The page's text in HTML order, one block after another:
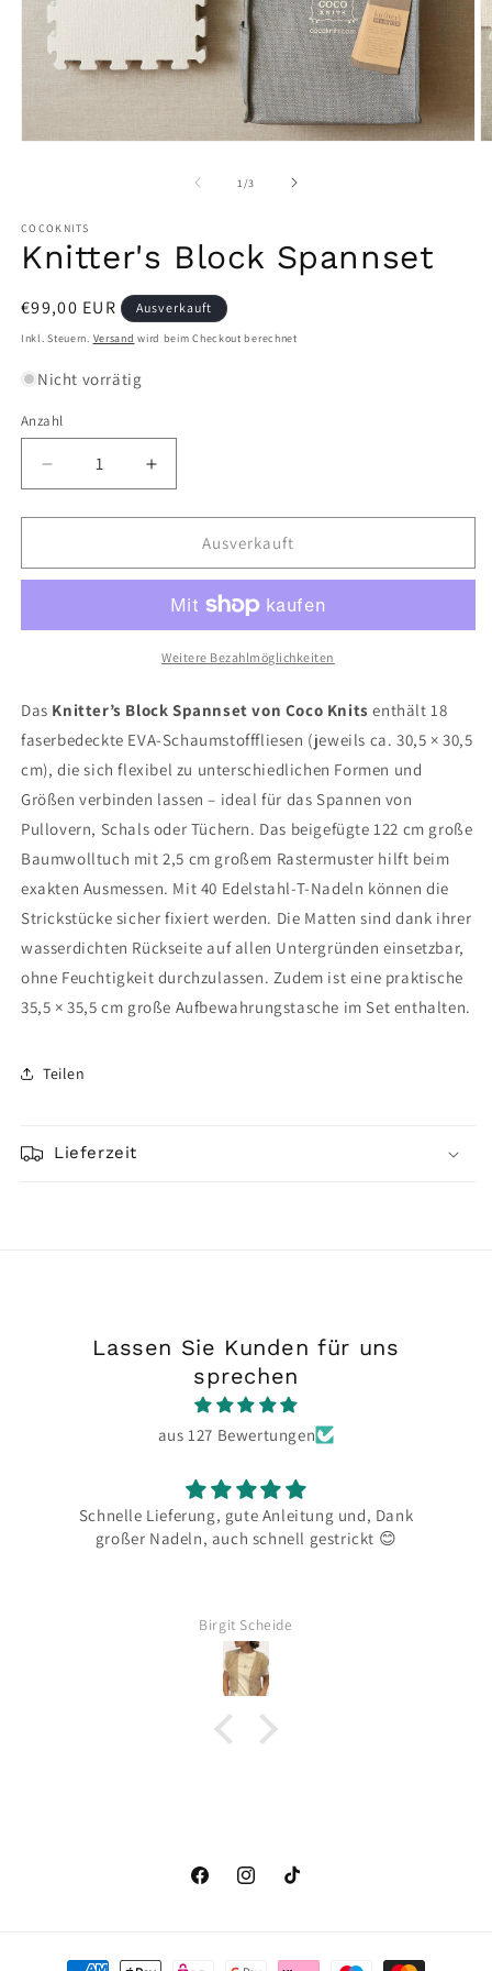
1 /von
3
COCOKNITS
Knitter's Block Spannset
Normaler
Preis
€99,00 EUR Ausverkauft
Inkl. Steuern. Versand wird beim Checkout berechnet
Nicht vorrätig
Anzahl
Verringere
die
Menge
Knitter&#39;s
Erhöhe
die
Menge
Knitter&#39;s
Spannset
Ausverkauft
Weitere Bezahlmöglichkeiten
Das Knitter’s Block Spannset von Coco Knits enthält 18
faserbedeckte EVA-Schaumstofffliesen (jeweils ca. 30,5 × 30,5
cm), die sich flexibel zu unterschiedlichen Formen und
Größen verbinden lassen – ideal für das Spannen von
Pullovern, Schals oder Tüchern. Das beigefügte 122 cm große
Baumwolltuch mit 2,5 cm großem Rastermuster hilft beim
exakten Ausmessen. Mit 40 Edelstahl-T-Nadeln können die
Strickstücke sicher fixiert werden. Die Matten sind dank ihrer
wasserdichten Rückseite auf allen Untergründen einsetzbar,
ohne Feuchtigkeit durchzulassen. Zudem ist eine praktische
35,5 × 35,5 cm große Aufbewahrungstasche im Set enthalten.
Teilen
Lieferzeit
Lassen Sie Kunden für uns
sprechen
aus 127 Bewertungen
Schnelle Lieferung, gute Anleitung und, Dank
großer Nadeln, auch schnell gestrickt 😊
Birgit Scheide
FacebookInstagramTikTok
Zahlungsmethoden